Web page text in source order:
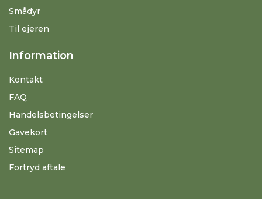
Smådyr
Til ejeren
Information
Kontakt
FAQ
Handelsbetingelser
Gavekort
Sitemap
Fortryd aftale